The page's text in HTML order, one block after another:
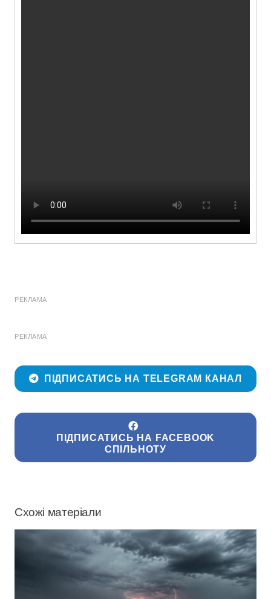
РЕКЛАМА
РЕКЛАМА
ПІДПИСАТИСЬ НА TELEGRAM КАНАЛ
ПІДПИСАТИСЬ НА FACEBOOK
СПІЛЬНОТУ
Схожі матеріали